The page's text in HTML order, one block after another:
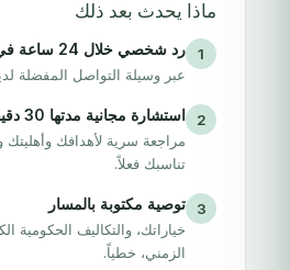
ماذا يحدث بعد ذلك
1 رد شخصي خلال 24 ساعة في أيام العمل
عبر وسيلة التواصل المفضلة
2 استشارة مجانية مدتها 30 دقيقة
مراجعة سرية لأهدافك وأهليتك
تناسبك فعلاً.
3 توصية مكتوبة بالمسار
خياراتك، والتكاليف الحكومية
الزمني، خطياً.